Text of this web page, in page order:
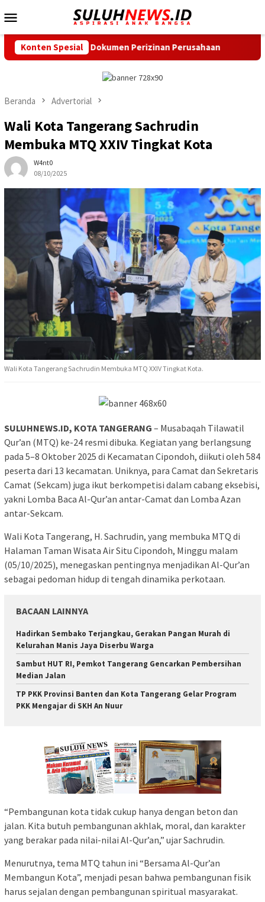
ke
Mobile
Konten Spesial
Dokumen Perizinan Perusahaan Hadirkan Sembako
Beranda Advertorial
Wali Kota Tangerang Sachrudin
Membuka MTQ XXIV Tingkat Kota
W4nt0
08/10/2025
Wali Kota Tangerang Sachrudin Membuka MTQ XXIV Tingkat Kota.
SULUHNEWS.ID, KOTA TANGERANG – Musabaqah Tilawatil
Qur’an (MTQ) ke-24 resmi dibuka. Kegiatan yang berlangsung
pada 5–8 Oktober 2025 di Kecamatan Cipondoh, diikuti oleh 584
peserta dari 13 kecamatan. Uniknya, para Camat dan Sekretaris
Camat (Sekcam) juga ikut berkompetisi dalam cabang eksebisi,
yakni Lomba Baca Al-Qur’an antar-Camat dan Lomba Azan
antar-Sekcam.
Wali Kota Tangerang, H. Sachrudin, yang membuka MTQ di
Halaman Taman Wisata Air Situ Cipondoh, Minggu malam
(05/10/2025), menegaskan pentingnya menjadikan Al-Qur’an
sebagai pedoman hidup di tengah dinamika perkotaan.
BACAAN LAINNYA
Hadirkan Sembako Terjangkau, Gerakan Pangan Murah di
Kelurahan Manis Jaya Diserbu Warga
Sambut HUT RI, Pemkot Tangerang Gencarkan Pembersihan
Median Jalan
TP PKK Provinsi Banten dan Kota Tangerang Gelar Program
PKK Mengajar di SKH An Nuur
“Pembangunan kota tidak cukup hanya dengan beton dan
jalan. Kita butuh pembangunan akhlak, moral, dan karakter
yang berakar pada nilai-nilai Al-Qur’an,” ujar Sachrudin.
Menurutnya, tema MTQ tahun ini “Bersama Al-Qur’an
Membangun Kota”, menjadi pesan bahwa pembangunan fisik
harus sejalan dengan pembangunan spiritual masyarakat.